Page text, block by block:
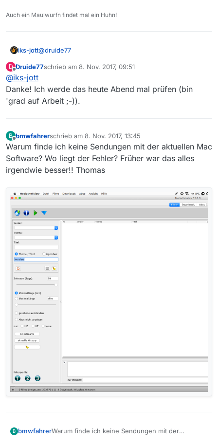
Auch ein Maulwurfn findet mal ein Huhn!
iks-jott@druide77
Keine Ahnung, warum. Vielleicht andere Einstellungen,
Da ich keinen Sender eingestellt habe, sind natürlich
D
Offline
Druide77schrieb am 8. Nov. 2017, 09:51
zuletzt editiert von
@iks-jott
Danke! Ich werde das heute Abend mal prüfen (bin
'grad auf Arbeit ;-)).
B bmwfahrerschrieb am 8. Nov. 2017, 13:45
zuletzt editiert von
Warum finde ich keine Sendungen mit der aktuellen Mac
Software? Wo liegt der Fehler? Früher war das alles
irgendwie besser!! Thomas
B bmwfahrerWarum finde ich keine Sendungen mit der